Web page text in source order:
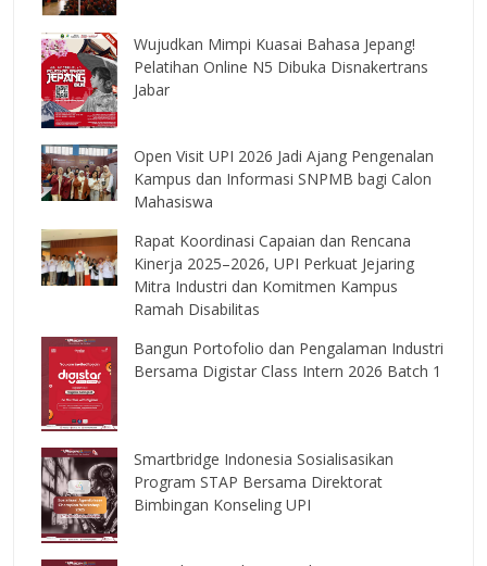
Wujudkan Mimpi Kuasai Bahasa Jepang!
Pelatihan Online N5 Dibuka Disnakertrans
Jabar
Open Visit UPI 2026 Jadi Ajang Pengenalan
Kampus dan Informasi SNPMB bagi Calon
Mahasiswa
Rapat Koordinasi Capaian dan Rencana
Kinerja 2025–2026, UPI Perkuat Jejaring
Mitra Industri dan Komitmen Kampus
Ramah Disabilitas
Bangun Portofolio dan Pengalaman Industri
Bersama Digistar Class Intern 2026 Batch 1
Smartbridge Indonesia Sosialisasikan
Program STAP Bersama Direktorat
Bimbingan Konseling UPI